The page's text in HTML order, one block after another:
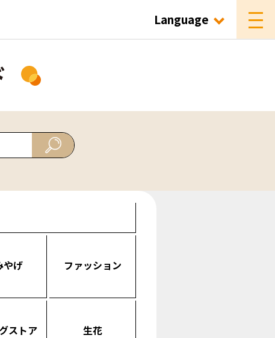
Language
やげ ファッション
ストア 生花